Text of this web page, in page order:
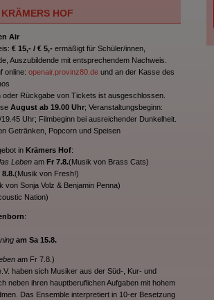
HOF
Air
€ 15,- / € 5,-ermäßigt für Schüler/innen,
Auszubildende mit entsprechendem Nachweis.
online: openair.provinz80.deund an der Kasse des
oder Rückgabe von Tickets ist ausgeschlossen.
August ab 19.00 Uhr; Veranstaltungsbeginn:
Uhr; Filmbeginn bei ausreichender Dunkelheit.
Getränken, Popcorn und Speisen
in Krämers Hof:
Lebenam Fr 7.8.(Musik von Brass Cats)
8.8.(Musik von Fresh!)
Sonja Volz & Benjamin Penna)
Nation)
:
am Sa 15.8.
am Fr 7.8.)
haben sich Musiker aus der Süd-, Kur- und
neben ihren hauptberuflichen Aufgaben mit hohem
Das Ensemble interpretiert in 10-er Besetzung